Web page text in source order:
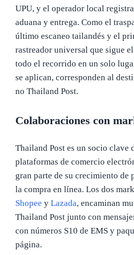
UPU, y el operador local
aduana y entrega. Como el
último escaneo tailandés y el
rastreador universal que sigue
todo el recorrido en un solo
se aplican, corresponden al
no Thailand Post.
Colaboraciones con
Thailand Post es un socio clave
plataformas de comercio
gran parte de su crecimiento de
la compra en línea. Los dos
Shopee y Lazada, encaminan
Thailand Post junto con
con números S10 de EMS y
página.